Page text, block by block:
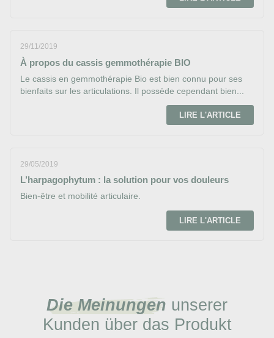
29/11/2019
À propos du cassis gemmothérapie BIO
Le cassis en gemmothérapie Bio est bien connu pour ses
bienfaits sur les articulations. Il possède cependant bien...
LIRE L'ARTICLE
29/05/2019
L’harpagophytum : la solution pour vos douleurs
Bien-être et mobilité articulaire.
LIRE L'ARTICLE
Die Meinungen unserer
Kunden über das Produkt